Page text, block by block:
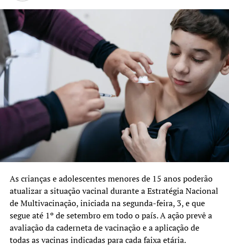
As crianças e adolescentes menores de 15 anos poderão
atualizar a situação vacinal durante a Estratégia Nacional
de Multivacinação, iniciada na segunda-feira, 3, e que
segue até 1º de setembro em todo o país. A ação prevê a
avaliação da caderneta de vacinação e a aplicação de
todas as vacinas indicadas para cada faixa etária.